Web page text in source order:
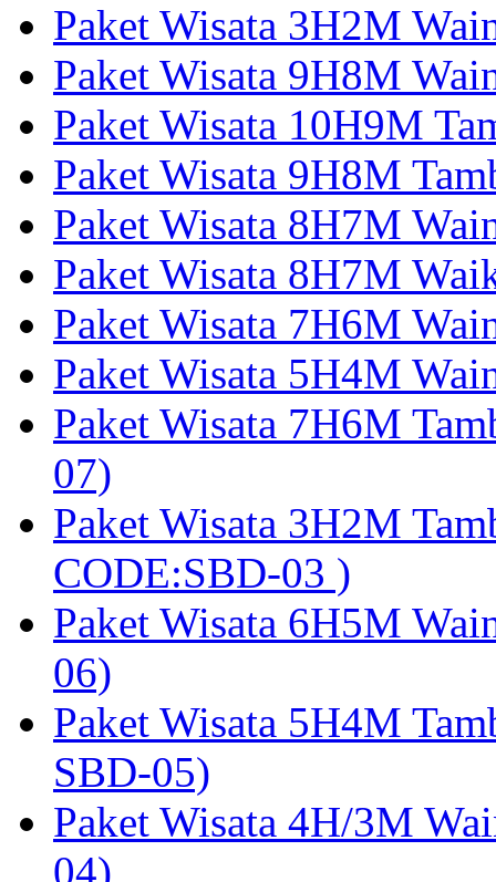
Paket Wisata 3H2M
Paket Wisata 9H8M
Paket Wisata 10H9M
Paket Wisata 9H8M
Paket Wisata 8H7M
Paket Wisata 8H7M
Paket Wisata 7H6M
Paket Wisata 5H4M
Paket Wisata 7H6M
07)
Paket Wisata 3H2M
CODE:SBD-03 )
Paket Wisata 6H5M
06)
Paket Wisata 5H4M
SBD-05)
Paket Wisata 4H/3M
04)